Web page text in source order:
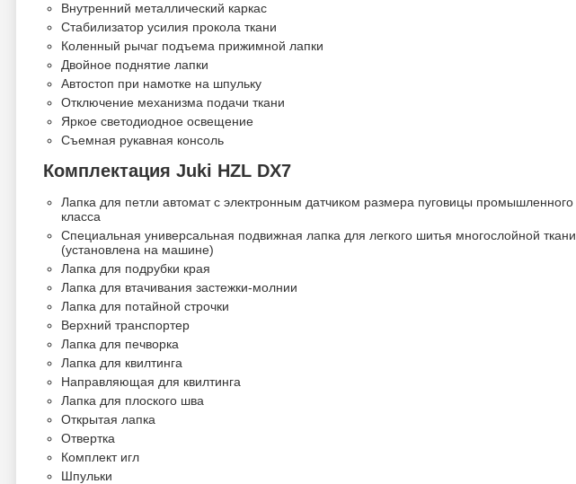
Внутренний металлический каркас
Стабилизатор усилия прокола ткани
Коленный рычаг подъема прижимной лапки
Двойное поднятие лапки
Автостоп при намотке на шпульку
Отключение механизма подачи ткани
Яркое светодиодное освещение
Съемная рукавная консоль
Комплектация Juki HZL DX7
Лапка для петли автомат с электронным датчиком размера пуговицы промышленного
класса
Специальная универсальная подвижная лапка для легкого шитья многослойной ткани
(установлена на машине)
Лапка для подрубки края
Лапка для втачивания застежки-молнии
Лапка для потайной строчки
Верхний транспортер
Лапка для печворка
Лапка для квилтинга
Направляющая для квилтинга
Лапка для плоского шва
Открытая лапка
Отвертка
Комплект игл
Шпульки